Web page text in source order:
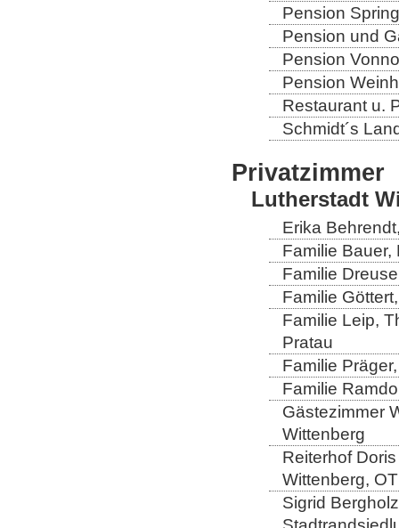
Pension
Pension und
Pension
Pension
Restaurant u.
Schmidt´s
Privatzimmer
Lutherstadt
Erika
Familie Bauer,
Familie
Familie
Familie Leip,
Pratau
Familie
Familie
Gästezimmer
Wittenberg
Reiterhof
Wittenberg,
Sigrid